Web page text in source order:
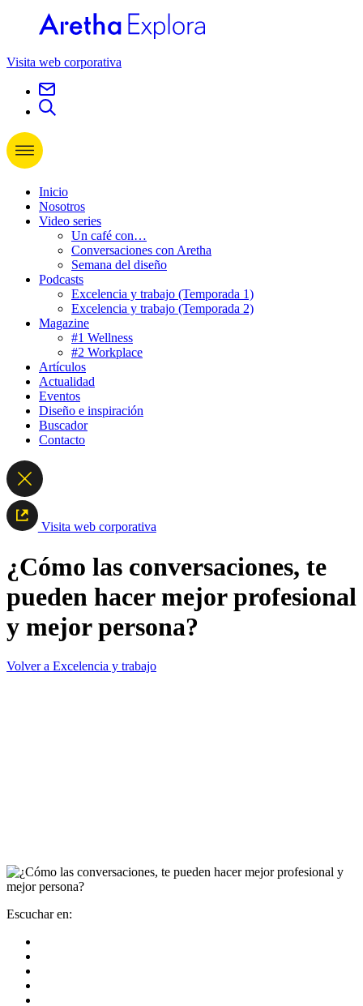
Visita web corporativa
Inicio
Nosotros
Video series
Un café con…
Conversaciones con Aretha
Semana del diseño
Podcasts
Excelencia y trabajo (Temporada 1)
Excelencia y trabajo (Temporada 2)
Magazine
#1 Wellness
#2 Workplace
Artículos
Actualidad
Eventos
Diseño e inspiración
Buscador
Contacto
Visita web corporativa
¿Cómo las conversaciones, te
pueden hacer mejor profesional
y mejor persona?
Volver a Excelencia y trabajo
Escuchar en: